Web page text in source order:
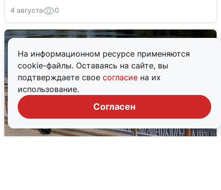
На информационном ресурсе применяются
cookie-файлы. Оставаясь на сайте, вы
подтверждаете свое согласие на их
использование.
Согласен
4 августа 0